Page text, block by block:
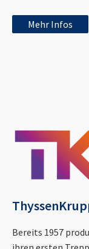
Mehr Infos
Bereits 1957